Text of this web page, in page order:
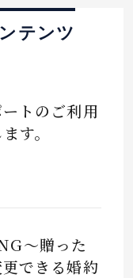
テンツ
トのご利用
す。
～贈った
できる婚約